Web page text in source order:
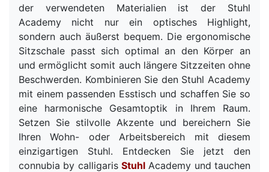
der verwendeten Materialien ist der Stuhl
Academy nicht nur ein optisches Highlight,
sondern auch äußerst bequem. Die ergonomische
Sitzschale passt sich optimal an den Körper an
und ermöglicht somit auch längere Sitzzeiten ohne
Beschwerden. Kombinieren Sie den Stuhl Academy
mit einem passenden Esstisch und schaffen Sie so
eine harmonische Gesamtoptik in Ihrem Raum.
Setzen Sie stilvolle Akzente und bereichern Sie
Ihren Wohn- oder Arbeitsbereich mit diesem
einzigartigen Stuhl. Entdecken Sie jetzt den
connubia by calligaris Stuhl Academy und tauchen